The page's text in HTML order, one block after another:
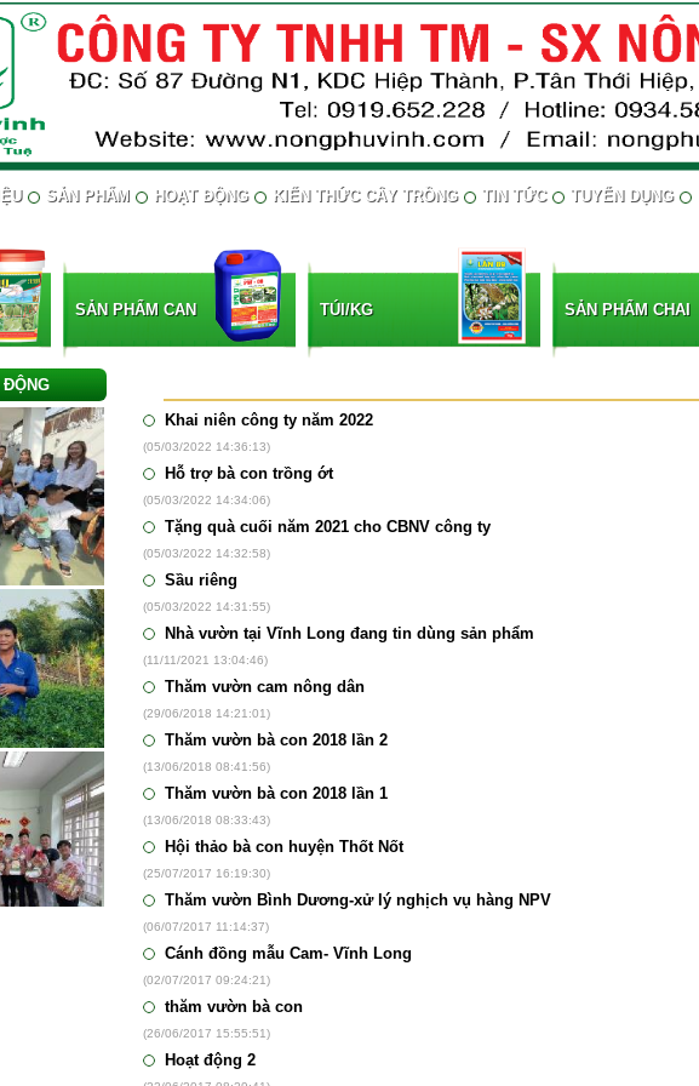
SẢN PHẨM HOẠT ĐỘNG KIẾN THỨC CÂY TRỒNG TIN TỨC TUYỂN DỤNG
SẢN PHẨM CAN TÚI/KG SẢN PHẨM CHAI
ĐỘNG
Khai niên công ty năm 2022
(05/03/2022 14:36:13)
Hỗ trợ bà con trồng ớt
(05/03/2022 14:34:06)
Tặng quà cuối năm 2021 cho CBNV công ty
(05/03/2022 14:32:58)
Sầu riêng
(05/03/2022 14:31:55)
Nhà vườn tại Vĩnh Long đang tin dùng sản phẩm
(11/11/2021 13:04:46)
Thăm vườn cam nông dân
(29/06/2018 14:21:01)
Thăm vườn bà con 2018 lần 2
(13/06/2018 08:41:56)
Thăm vườn bà con 2018 lần 1
(13/06/2018 08:33:43)
Hội thảo bà con huyện Thốt Nốt
(25/07/2017 16:19:30)
Thăm vườn Bình Dương-xử lý nghịch vụ hàng NPV
(06/07/2017 11:14:37)
Cánh đồng mẫu Cam- Vĩnh Long
(02/07/2017 09:24:21)
thăm vườn bà con
(26/06/2017 15:55:51)
Hoạt động 2